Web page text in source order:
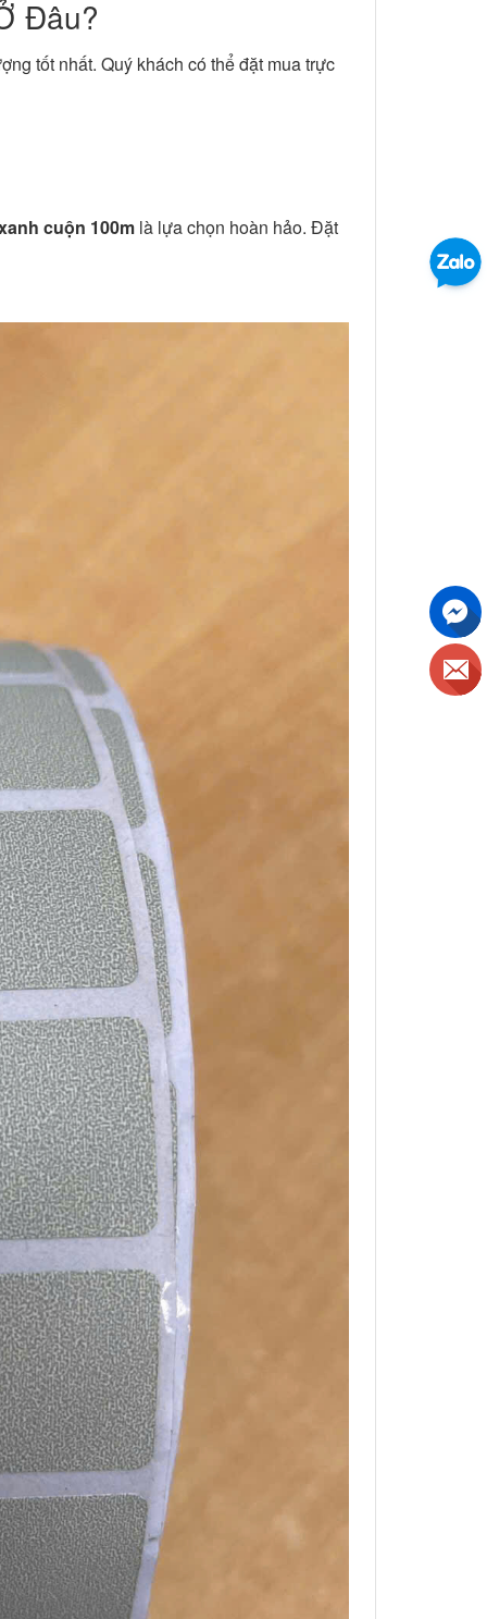
Đâu?
tốt nhất. Quý khách có thể đặt mua trực
cuộn 100m là lựa chọn hoàn hảo. Đặt